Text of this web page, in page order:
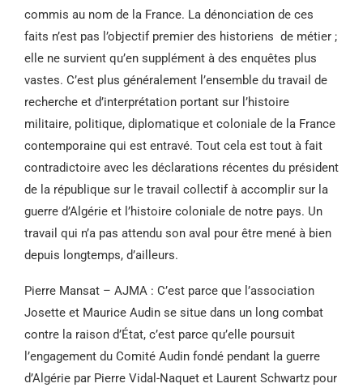
commis au nom de la France. La dénonciation de ces
faits n’est pas l’objectif premier des historiens de métier ;
elle ne survient qu’en supplément à des enquêtes plus
vastes. C’est plus généralement l’ensemble du travail de
recherche et d’interprétation portant sur l’histoire
militaire, politique, diplomatique et coloniale de la France
contemporaine qui est entravé. Tout cela est tout à fait
contradictoire avec les déclarations récentes du président
de la république sur le travail collectif à accomplir sur la
guerre d’Algérie et l’histoire coloniale de notre pays. Un
travail qui n’a pas attendu son aval pour être mené à bien
depuis longtemps, d’ailleurs.
Pierre Mansat – AJMA : C’est parce que l’association
Josette et Maurice Audin se situe dans un long combat
contre la raison d’État, c’est parce qu’elle poursuit
l’engagement du Comité Audin fondé pendant la guerre
d’Algérie par Pierre Vidal-Naquet et Laurent Schwartz pour